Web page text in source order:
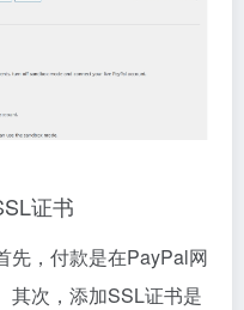
证书
先，付款是在PayPal网
其次，添加SSL证书是